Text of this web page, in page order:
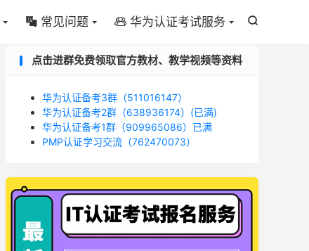

 常见问题  华为认证考试服务
点击进群免费领取官方教材、教学视频等资料
华为认证备考3群（511016147）
华为认证备考2群（638936174）(已满)
华为认证备考1群（909965086）已满
PMP认证学习交流（762470073）